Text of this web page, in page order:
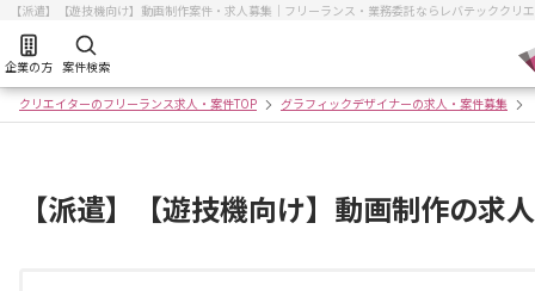
【派遣】【遊技機向け】動画制作案件・求人募集｜フリーランス・業務委託ならレバテッククリ
企業の方 案件検索
クリエイターのフリーランス求人・案件TOP グラフィックデザイナーの求人・案件募集
【派遣】【遊技機向け】動画制作の求